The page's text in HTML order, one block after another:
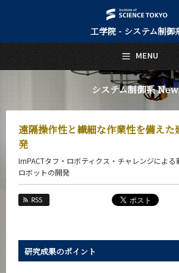
工学院 - システム制御
システム制御系
遠隔操作性と繊細な作業性を備えた
発
ImPACTタフ・ロボティクス・チャレンジによ
ロボットの開発
RSS
研究成果のポイント
MENU
日本語
トップページ
Top Page
システム制御系について
About Us
教育
教員・研究室
未来
入学案内
Admissions